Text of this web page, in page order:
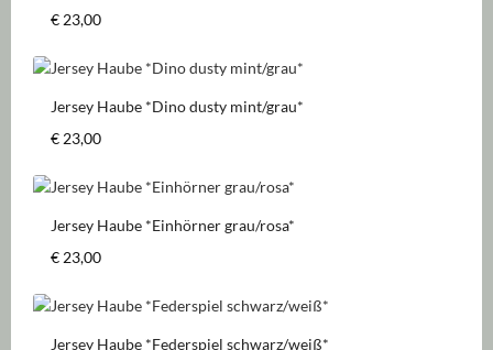
Regulärer Preis:
€ 23,00
Jersey Haube *Dino dusty mint/grau*
Regulärer Preis:
€ 23,00
Jersey Haube *Einhörner grau/rosa*
Regulärer Preis:
€ 23,00
Jersey Haube *Federspiel schwarz/weiß*